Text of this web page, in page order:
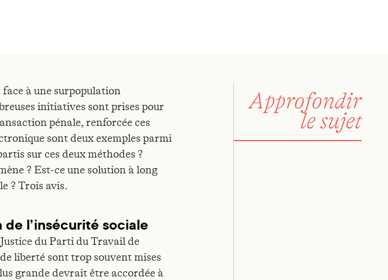
à une surpopulation
initiatives sont prises pour
pénale, renforcée ces
sont deux exemples parmi
sur ces deux méthodes ?
? Est-ce une solution à long
? Trois avis.
l’insécurité sociale
du Parti du Travail de
liberté sont trop souvent mises
grande devrait être accordée à
Approfondir
le sujet